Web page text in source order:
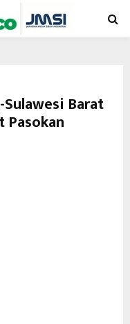
Barat
Pasokan